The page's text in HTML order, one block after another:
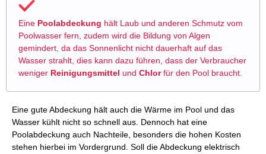
Eine Poolabdeckung hält Laub und anderen Schmutz vom
Poolwasser fern, zudem wird die Bildung von Algen
gemindert, da das Sonnenlicht nicht dauerhaft auf das
Wasser strahlt, dies kann dazu führen, dass der Verbraucher
weniger Reinigungsmittel und Chlorfür den Pool braucht.
Eine gute Abdeckung hält auch die Wärme im Pool und das
Wasser kühlt nicht so schnell aus. Dennoch hat eine
Poolabdeckung auch Nachteile, besonders die hohen Kosten
stehen hierbei im Vordergrund. Soll die Abdeckung elektrisch